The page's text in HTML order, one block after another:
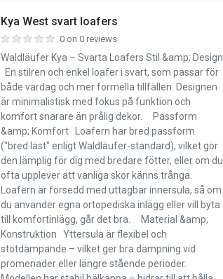
Kya West svart loafers
0 on 0 reviews
Waldläufer Kya – Svarta Loafers Stil &amp; Design
En stilren och enkel loafer i svart, som passar för
både vardag och mer formella tillfällen. Designen
är minimalistisk med fokus på funktion och
komfort snarare än prålig dekor. Passform
&amp; Komfort Loafern har bred passform
("bred läst" enligt Waldläufer-standard), vilket gör
den lämplig för dig med bredare fötter, eller om du
ofta upplever att vanliga skor känns trånga.
Loafern är försedd med uttagbar innersula, så om
du använder egna ortopediska inlägg eller vill byta
till komfortinlägg, går det bra. Material &amp;
Konstruktion Yttersula är flexibel och
stötdämpande – vilket ger bra dämpning vid
promenader eller längre stående perioder.